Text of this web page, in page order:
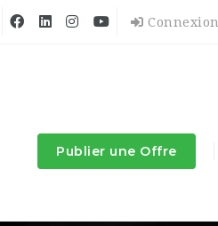
Connexion
Publier une Offre